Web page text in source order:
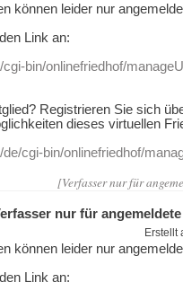
können leider nur
Link an:
bin/onlinefriedhof/
Registrieren Sie sich
dieses virtuellen
cgi-bin/onlinefriedhof/
[Verfasser nur für
nur für
Erstellt
können leider nur
Link an: